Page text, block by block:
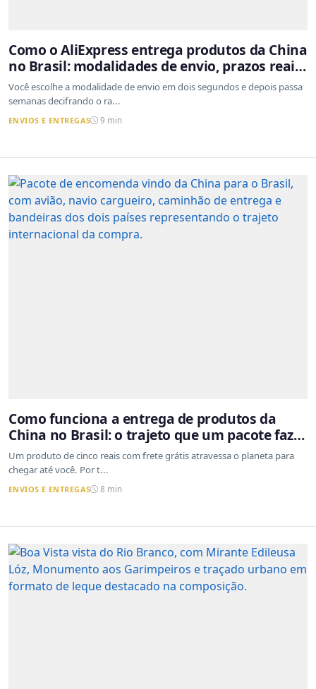
Como o AliExpress entrega produtos da China
no Brasil: modalidades de envio, prazos reais
e o que a Cainiao tem a ver com isso
Você escolhe a modalidade de envio em dois segundos e depois passa
semanas decifrando o ra...
ENVIOS E ENTREGAS 9 min
Como funciona a entrega de produtos da
China no Brasil: o trajeto que um pacote faz
do outro lado do mundo até a sua casa
Um produto de cinco reais com frete grátis atravessa o planeta para
chegar até você. Por t...
ENVIOS E ENTREGAS 8 min